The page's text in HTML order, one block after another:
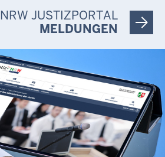
NRW JUSTIZPORTAL
MELDUNGEN